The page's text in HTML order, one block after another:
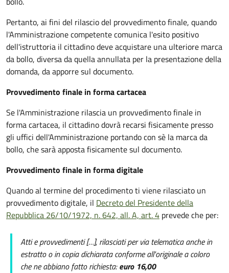
Pertanto, ai fini del rilascio del provvedimento finale, quando
l'Amministrazione competente comunica l'esito positivo
dell'istruttoria il cittadino deve acquistare una ulteriore marca
da bollo, diversa da quella annullata per la presentazione della
domanda, da apporre sul documento.
Provvedimento finale in forma cartacea
Se l'Amministrazione rilascia un provvedimento finale in
forma cartacea, il cittadino dovrà recarsi fisicamente presso
gli uffici dell'Amministrazione portando con sè la marca da
bollo, che sarà apposta fisicamente sul documento.
Provvedimento finale in forma digitale
Quando al termine del procedimento ti viene rilasciato un
provvedimento digitale, il Decreto del Presidente della
Repubblica 26/10/1972, n. 642, all. A, art. 4 prevede che per:
Atti e provvedimenti […], rilasciati per via telematica anche in
estratto o in copia dichiarata conforme all'originale a coloro
che ne abbiano fatto richiesta:euro 16,00